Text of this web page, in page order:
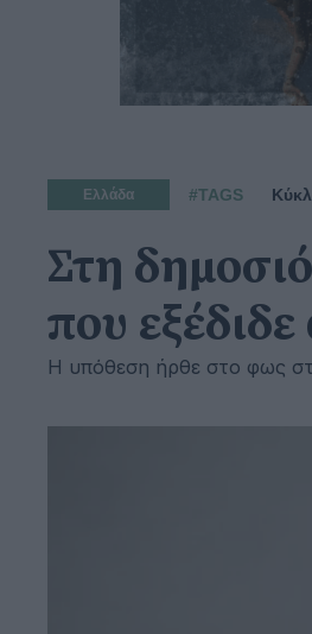
Ελλάδα #TAGS
Στη
που
Η υπόθεση ήρθε στο φως